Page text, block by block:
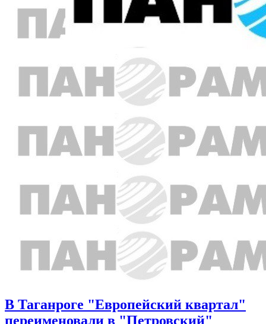
В Таганроге "Европейский квартал"
переименовали в "Петровский"